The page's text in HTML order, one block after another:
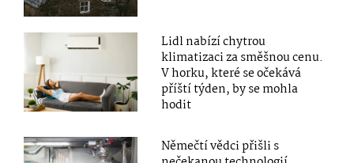
Lidl nabízí chytrou
klimatizaci za směšnou cenu.
V horku, které se očekává
příští týden, by se mohla
hodit
Němečtí vědci přišli s